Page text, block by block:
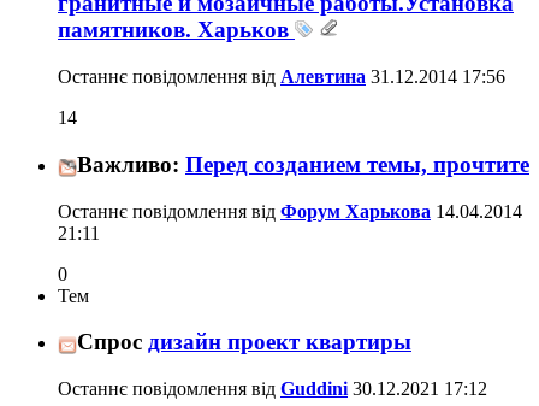
памятников. Харьков
Останнє повідомлення від Алевтина 31.12.2014 17:56
14
Важливо: Перед созданием темы, прочтите
Останнє повідомлення від Форум Харькова 14.04.2014
21:11
0
Тем
Спрос дизайн проект квартиры
Останнє повідомлення від Guddini 30.12.2021 17:12